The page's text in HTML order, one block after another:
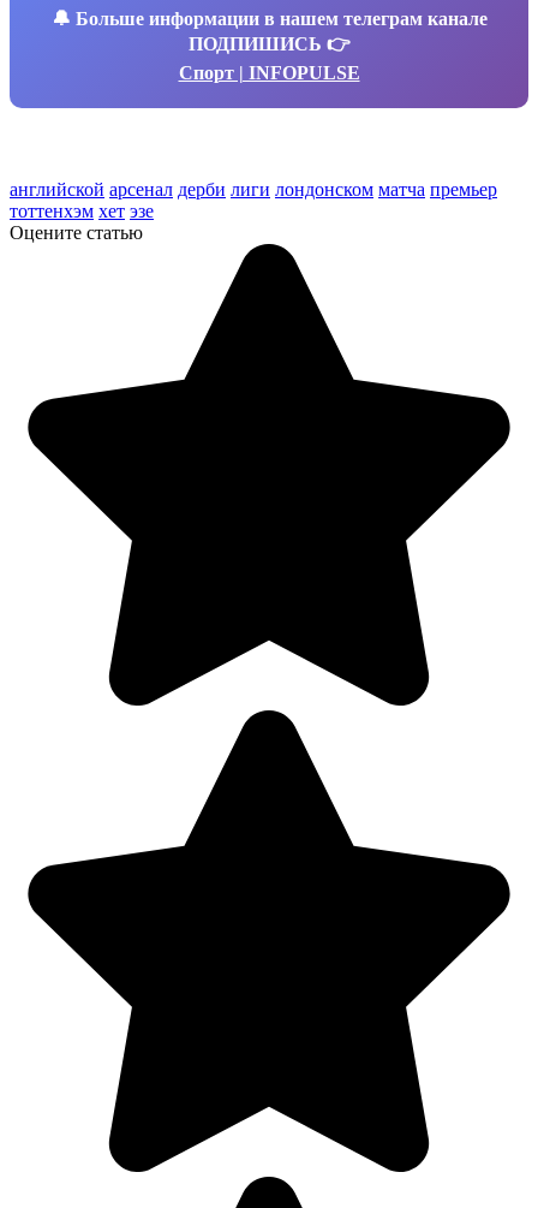
🔔 Больше информации в нашем телеграм канале
ПОДПИШИСЬ 👉
Спорт | INFOPULSE
английской арсенал дерби лиги лондонском матча премьер
тоттенхэм хет эзе
Оцените статью